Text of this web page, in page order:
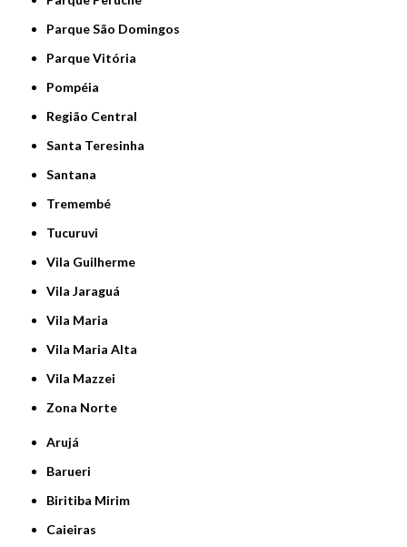
Parque São Domingos
Parque Vitória
Pompéia
Região Central
Santa Teresinha
Santana
Tremembé
Tucuruvi
Vila Guilherme
Vila Jaraguá
Vila Maria
Vila Maria Alta
Vila Mazzei
Zona Norte
Arujá
Barueri
Biritiba Mirim
Caieiras